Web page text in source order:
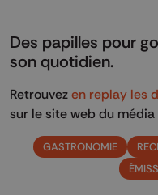
Des papilles pour
son quotidien.
Retrouvez en replay les
sur le site web du
GASTRONOMIE